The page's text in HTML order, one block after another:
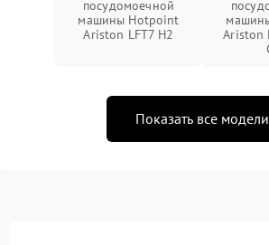
посудомоечной
машины Hotpoint
Ariston LFT7 H2
Ariston
Показать все модели